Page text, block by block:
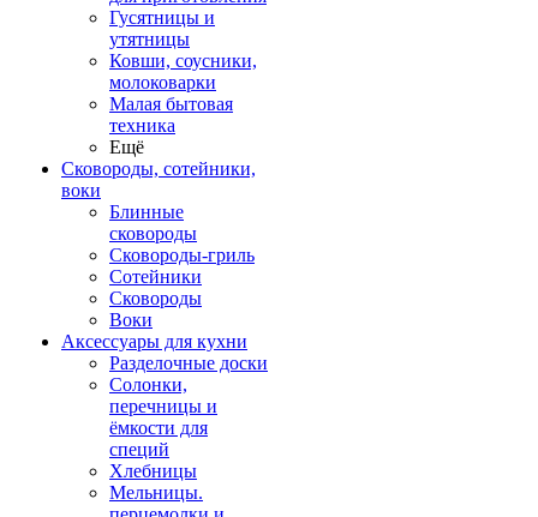
Гусятницы и
утятницы
Ковши, соусники,
молоковарки
Малая бытовая
техника
Ещё
Сковороды, сотейники,
воки
Блинные
сковороды
Сковороды-гриль
Сотейники
Сковороды
Воки
Аксессуары для кухни
Разделочные доски
Солонки,
перечницы и
ёмкости для
специй
Хлебницы
Мельницы.